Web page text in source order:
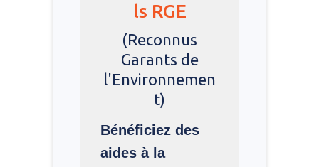
ls RGE
(Reconnus
Garants de
l'Environnemen
t)
Bénéficiez des
aides à la